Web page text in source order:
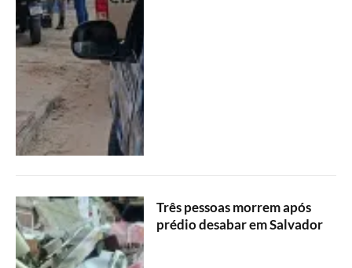
Três pessoas morrem após
prédio desabar em Salvador